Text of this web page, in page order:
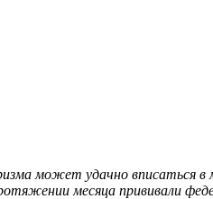
может удачно вписаться
месяца прививали